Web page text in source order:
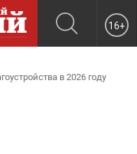
16+
в 2026 году